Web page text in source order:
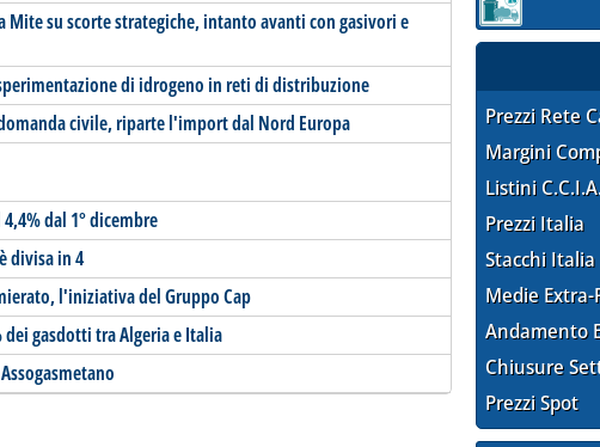
Mite su scorte strategiche, intanto avanti con gasivori e
di idrogeno in reti di distribuzione
civile, riparte l'import dal Nord Europa
dal 1° dicembre
divisa in 4
l'iniziativa del Gruppo Cap
dei gasdotti tra Algeria e Italia
Sezione:
Prezzi Rete
Margini
Listini
Prezzi Italia
Stacchi Italia
Medie Extra-
Andamento
Chiusure
Prezzi Spot